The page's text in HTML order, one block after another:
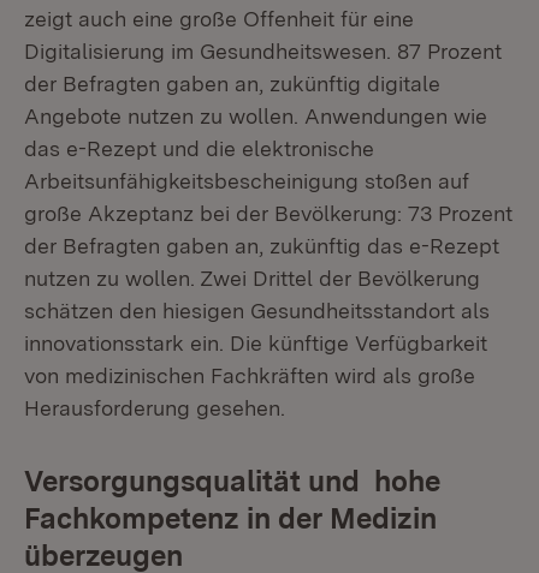
zeigt auch eine große Offenheit für eine
Digitalisierung im Gesundheitswesen. 87 Prozent
der Befragten gaben an, zukünftig digitale
Angebote nutzen zu wollen. Anwendungen wie
das e-Rezept und die elektronische
Arbeitsunfähigkeitsbescheinigung stoßen auf
große Akzeptanz bei der Bevölkerung: 73 Prozent
der Befragten gaben an, zukünftig das e-Rezept
nutzen zu wollen. Zwei Drittel der Bevölkerung
schätzen den hiesigen Gesundheitsstandort als
innovationsstark ein. Die künftige Verfügbarkeit
von medizinischen Fachkräften wird als große
Herausforderung gesehen.
Versorgungsqualität und hohe
Fachkompetenz in der Medizin
überzeugen